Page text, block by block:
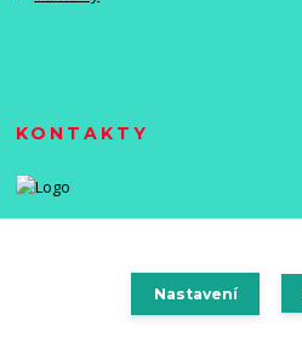
KONTAKTY
Nastavení